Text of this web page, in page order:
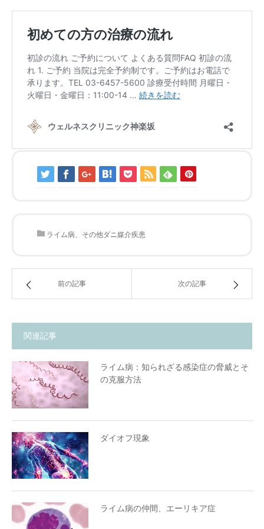
ライム病、その他ダニ媒介疾患
前の記事 次の記事
関連記事
ライム病：知られざる感染症の脅威とそ
の克服方法
ダイオフ現象
ライム病の仲間、エーリキア症